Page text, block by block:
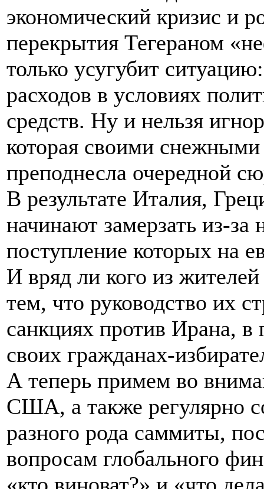
экономический кризис и
перекрытия Тегераном
только усугубит
расходов в условиях
средств. Ну и нельзя
которая своими
преподнесла очередной
В результате Италия,
начинают замерзать из-за
поступление которых на
И вряд ли кого из
тем, что руководство их
санкциях против Ирана, в
своих гражданах-
А теперь примем во
США, а также регулярно
разного рода саммиты,
вопросам глобального